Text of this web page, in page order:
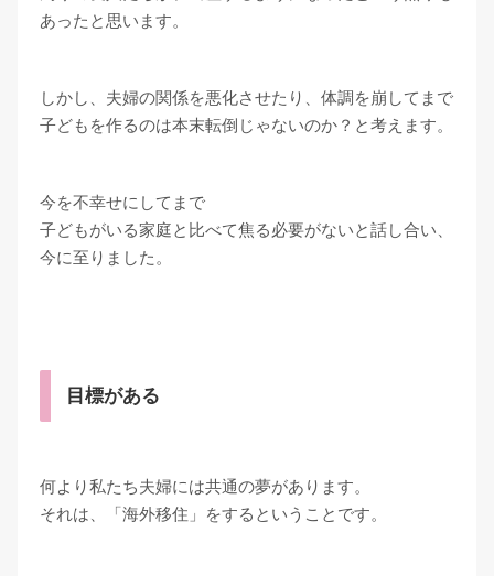
あったと思います。
しかし、夫婦の関係を悪化させたり、体調を崩してまで
子どもを作るのは本末転倒じゃないのか？と考えます。
今を不幸せにしてまで
子どもがいる家庭と比べて焦る必要がないと話し合い、
今に至りました。
目標がある
何より私たち夫婦には共通の夢があります。
それは、「海外移住」をするということです。